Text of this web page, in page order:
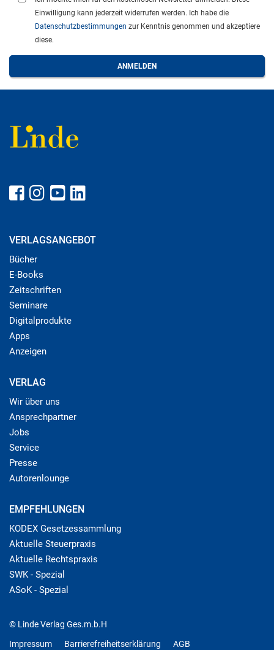
Einwilligung kann jederzeit widerrufen werden. Ich habe die
Datenschutzbestimmungen zur Kenntnis genommen und akzeptiere
diese.
VERLAGSANGEBOT
Bücher
E-Books
Zeitschriften
Seminare
Digitalprodukte
Apps
Anzeigen
VERLAG
Wir über uns
Ansprechpartner
Jobs
Service
Presse
Autorenlounge
EMPFEHLUNGEN
KODEX Gesetzessammlung
Aktuelle Steuerpraxis
Aktuelle Rechtspraxis
SWK - Spezial
ASoK - Spezial
© Linde Verlag Ges.m.b.H
Impressum
Barrierefreiheitserklärung AGB